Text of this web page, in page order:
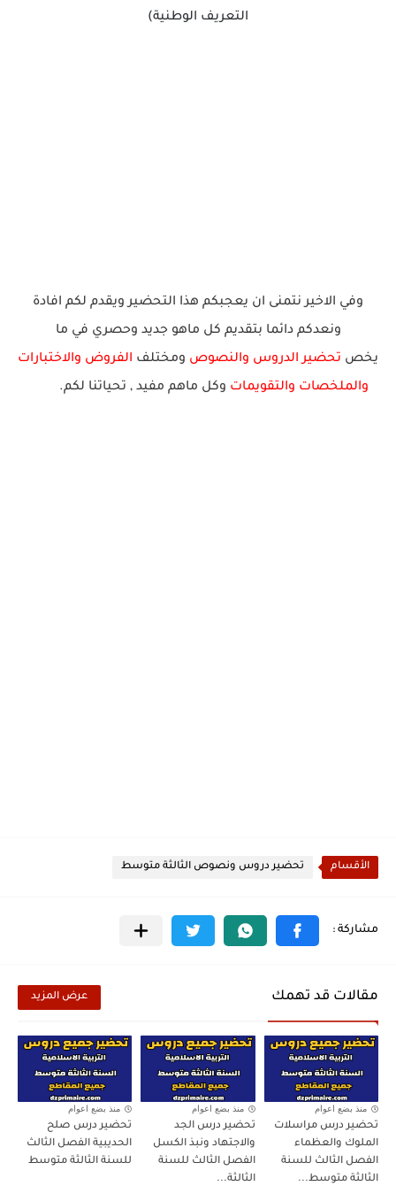
التعريف الوطنية)
وفي الاخير نتمنى ان يعجبكم هذا التحضير ويقدم لكم افادة
ونعدكم دائما بتقديم كل ماهو جديد وحصري في ما
يخص تحضير الدروس والنصوص ومختلف الفروض والاختبارات
والملخصات والتقويمات وكل ماهم مفيد , تحياتنا لكم.
الأقسام تحضير دروس ونصوص الثالثة متوسط
مقالات قد تهمك عرض المزيد
منذ بضع اعوام
تحضير درس مراسلات
الملوك والعظماء
الفصل الثالث للسنة
الثالثة متوسط...
منذ بضع اعوام
تحضير درس الجد
والاجتهاد ونبذ الكسل
الفصل الثالث للسنة
الثالثة...
منذ بضع اعوام
تحضير درس صلح
الحديبية الفصل الثالث
للسنة الثالثة متوسط